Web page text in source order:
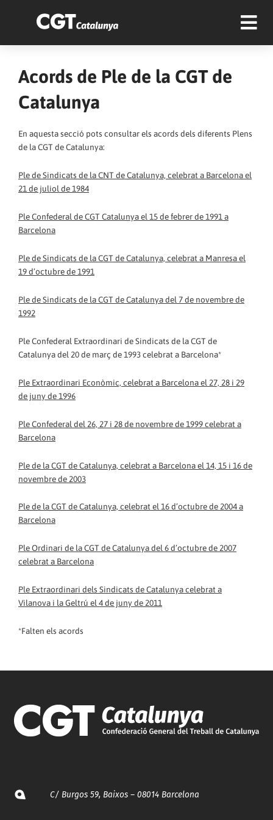
Acords de Ple de la CGT de
Catalunya
En aquesta secció pots consultar els acords dels diferents Plens
de la CGT de Catalunya:
Ple de Sindicats de la CNT de Catalunya, celebrat a Barcelona el
21 de juliol de 1984
Ple Confederal de CGT Catalunya el 15 de febrer de 1991 a
Barcelona
Ple de Sindicats de la CGT de Catalunya, celebrat a Manresa el
19 d’octubre de 1991
Ple de Sindicats de la CGT de Catalunya del 7 de novembre de
1992
Ple Confederal Extraordinari de Sindicats de la CGT de
Catalunya del 20 de març de 1993 celebrat a Barcelona*
Ple Extraordinari Econòmic, celebrat a Barcelona el 27, 28 i 29
de juny de 1996
Ple Confederal del 26, 27 i 28 de novembre de 1999 celebrat a
Barcelona
Ple de la CGT de Catalunya, celebrat a Barcelona el 14, 15 i 16 de
novembre de 2003
Ple de la CGT de Catalunya, celebrat el 16 d’octubre de 2004 a
Barcelona
Ple Ordinari de la CGT de Catalunya del 6 d’octubre de 2007
celebrat a Barcelona
Ple Extraordinari dels Sindicats de Catalunya celebrat a
Vilanova i la Geltrú el 4 de juny de 2011
*Falten els acords
C/ Burgos 59, Baixos – 08014 Barcelona